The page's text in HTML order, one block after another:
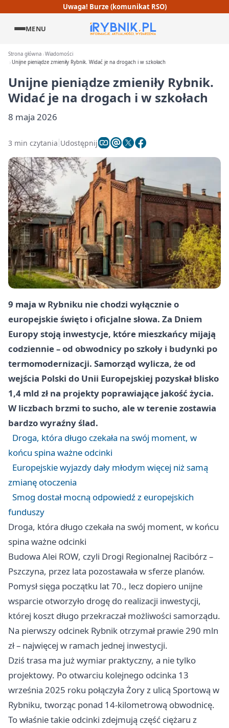
Uwaga! Burze (komunikat RSO)
MENU
Strona główna Wiadomości
Unijne pieniądze zmieniły Rybnik. Widać je na drogach i w szkołach
Unijne pieniądze zmieniły Rybnik.
Widać je na drogach i w szkołach
8 maja 2026
3 min czytania Udostępnij
9 maja w Rybniku nie chodzi wyłącznie o
europejskie święto i oficjalne słowa. Za Dniem
Europy stoją inwestycje, które mieszkańcy mijają
codziennie – od obwodnicy po szkoły i budynki po
termomodernizacji. Samorząd wylicza, że od
wejścia Polski do Unii Europejskiej pozyskał blisko
1,4 mld zł na projekty poprawiające jakość życia.
W liczbach brzmi to sucho, ale w terenie zostawia
bardzo wyraźny ślad.
Droga, która długo czekała na swój moment, w
końcu spina ważne odcinki
Europejskie wyjazdy dały młodym więcej niż samą
zmianę otoczenia
Smog dostał mocną odpowiedź z europejskich
funduszy
Droga, która długo czekała na swój moment, w końcu
spina ważne odcinki
Budowa Alei ROW, czyli Drogi Regionalnej Racibórz–
Pszczyna, przez lata pozostawała w sferze planów.
Pomysł sięga początku lat 70., lecz dopiero unijne
wsparcie otworzyło drogę do realizacji inwestycji,
której koszt długo przekraczał możliwości samorządu.
Na pierwszy odcinek Rybnik otrzymał prawie 290 mln
zł – najwięcej w ramach jednej inwestycji.
Dziś trasa ma już wymiar praktyczny, a nie tylko
projektowy. Po otwarciu kolejnego odcinka 13
września 2025 roku połączyła Żoryz ulicą Sportową w
Rybniku, tworząc ponad 14-kilometrową obwodnicę.
To właśnie takie odcinki zdejmują część ciężaru z